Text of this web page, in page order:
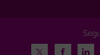
Twitter
Facebook